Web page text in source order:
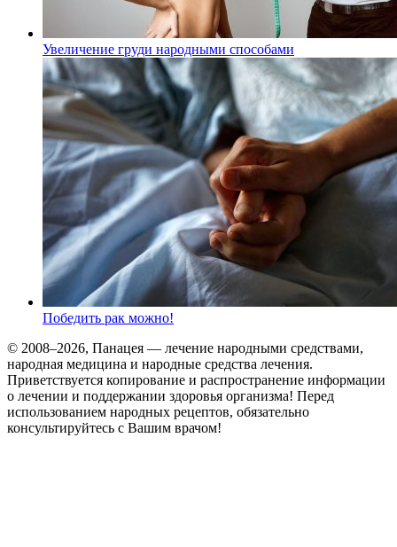
Увеличение груди народными способами
Победить рак можно!
© 2008–2026, Панацея — лечение народными средствами,
народная медицина и народные средства лечения.
Приветствуется копирование и распространение информации
о лечении и поддержании здоровья организма! Перед
использованием народных рецептов, обязательно
консультируйтесь с Вашим врачом!